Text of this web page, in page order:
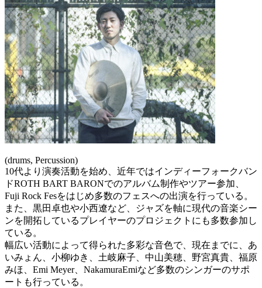
(drums, Percussion)
10代より演奏活動を始め、近年ではインディーフォークバン
ドROTH BART BARONでのアルバム制作やツアー参加、
Fuji Rock Fesをはじめ多数のフェスへの出演を行っている。
また、黒田卓也や小西遼など、ジャズを軸に現代の音楽シー
ンを開拓しているプレイヤーのプロジェクトにも多数参加し
ている。
幅広い活動によって得られた多彩な音色で、現在までに、あ
いみょん、小柳ゆき、土岐麻子、中山美穂、野宮真貴、福原
みほ、Emi Meyer、NakamuraEmiなど多数のシンガーのサポ
ートも行っている。